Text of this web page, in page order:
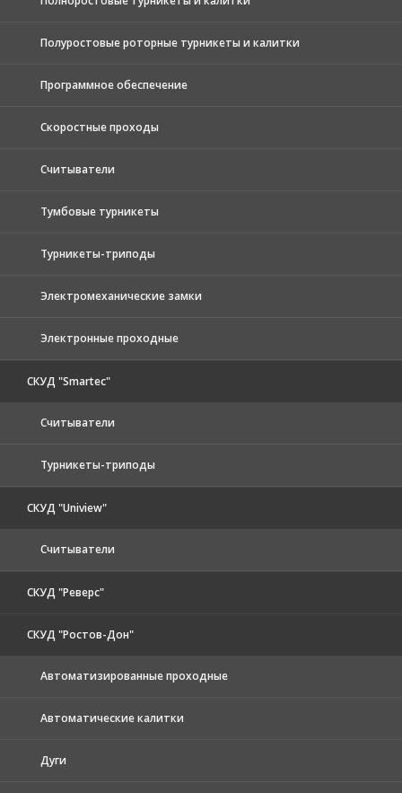
Полуростовые роторные турникеты и калитки
Программное обеспечение
Скоростные проходы
Считыватели
Тумбовые турникеты
Турникеты-триподы
Электромеханические замки
Электронные проходные
СКУД "Smartec"
Считыватели
Турникеты-триподы
СКУД "Uniview"
Считыватели
СКУД "Реверс"
СКУД "Ростов-Дон"
Автоматизированные проходные
Автоматические калитки
Дуги